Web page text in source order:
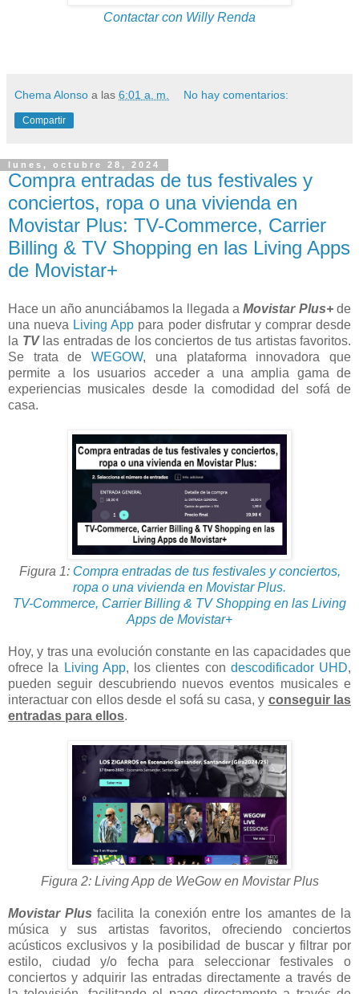
Contactar con Willy Renda
Chema Alonso a las 6:01 a. m. No hay comentarios:
Compartir
lunes, octubre 28, 2024
Compra entradas de tus festivales y
conciertos, ropa o una vivienda en
Movistar Plus: TV-Commerce, Carrier
Billing & TV Shopping en las Living Apps
de Movistar+
Hace un año anunciábamos la llegada aMovistar Plus+de
una nueva Living App para poder disfrutar y comprar desde
la TVlas entradas de los conciertos de tus artistas favoritos.
Se trata deWEGOW, una plataforma innovadora que
permite a los usuarios acceder a una amplia gama de
experiencias musicales desde la comodidad del sofá de
casa.
Figura 1: Compra entradas de tus festivales y conciertos,
ropa o una vivienda en Movistar Plus.
TV-Commerce, Carrier Billing & TV Shopping en las Living
Apps de Movistar+
Hoy, y tras una evolución constante en las capacidades que
ofrece la
Living App, los clientes con descodificador UHD,
pueden seguir descubriendo nuevos eventos musicales e
interactuar con ellos desde el sofá su casa, y conseguir las
entradas para ellos.
Figura 2: Living App de WeGow en Movistar Plus
Movistar Plus facilita la conexión entre los amantes de la
música y sus artistas favoritos, ofreciendo conciertos
acústicos exclusivos y la posibilidad de buscar y filtrar por
estilo, ciudad y/o fecha para seleccionar festivales o
conciertos y adquirir las entradas directamente a través de